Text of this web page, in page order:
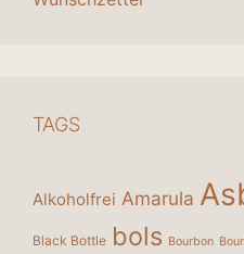
TAGS
Alkoholfrei Amarula
Black Bottle bols Bourbon